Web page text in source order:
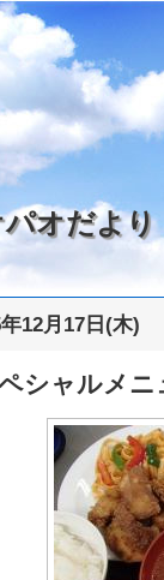
オだより
12月17日(木)
シャルメニ